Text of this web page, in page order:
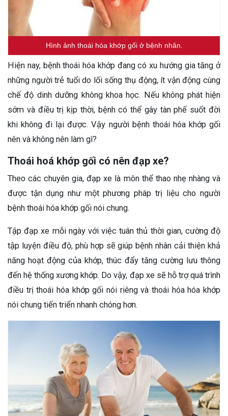
Hình ảnh thoái hóa khớp gối ở bệnh nhân.
Hiện nay, bệnh thoái hóa khớp đang có xu hướng gia tăng ở
những người trẻ tuổi do lối sống thụ động, ít vận động cùng
chế độ dinh dưỡng không khoa học. Nếu không phát hiện
sớm và điều trị kịp thời, bệnh có thể gây tàn phế suốt đời
khi không đi lại được. Vậy người bệnh thoái hóa khớp gối
nên và không nên làm gì?
Thoái hoá khớp gối có nên đạp xe?
Theo các chuyên gia, đạp xe là môn thể thao nhẹ nhàng và
được tận dụng như một phương pháp trị liệu cho người
bệnh thoái hóa khớp gối nói chung.
Tập đạp xe mỗi ngày với việc tuân thủ thời gian, cường độ
tập luyện điều độ, phù hợp sẽ giúp bệnh nhân cải thiện khả
năng hoạt động của khớp, thúc đẩy tăng cường lưu thông
đến hệ thống xương khớp. Do vậy, đạp xe sẽ hỗ trợ quá trình
điều trị thoái hóa khớp gối nói riêng và thoái hóa hóa khớp
nói chung tiến triển nhanh chóng hơn.